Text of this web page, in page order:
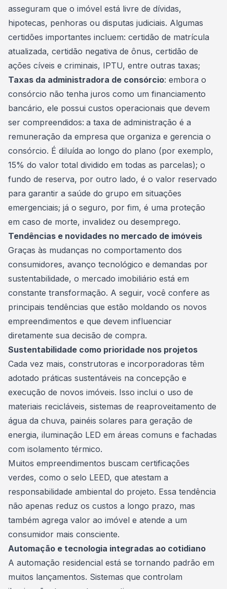
asseguram que o imóvel está livre de dívidas,
hipotecas, penhoras ou disputas judiciais. Algumas
certidões importantes incluem: certidão de matrícula
atualizada, certidão negativa de ônus, certidão de
ações cíveis e criminais, IPTU, entre outras taxas;
Taxas da administradora de consórcio: embora o
consórcio não tenha juros como um financiamento
bancário, ele possui custos operacionais que devem
ser compreendidos: a taxa de administração é a
remuneração da empresa que organiza e gerencia o
consórcio. É diluída ao longo do plano (por exemplo,
15% do valor total dividido em todas as parcelas); o
fundo de reserva, por outro lado, é o valor reservado
para garantir a saúde do grupo em situações
emergenciais; já o seguro, por fim, é uma proteção
em caso de morte, invalidez ou desemprego.
Tendências e novidades no mercado de imóveis
Graças às mudanças no comportamento dos
consumidores, avanço tecnológico e demandas por
sustentabilidade, o mercado imobiliário está em
constante transformação. A seguir, você confere as
principais tendências que estão moldando os novos
empreendimentos e que devem influenciar
diretamente sua decisão de compra.
Sustentabilidade como prioridade nos projetos
Cada vez mais, construtoras e incorporadoras têm
adotado práticas sustentáveis na concepção e
execução de novos imóveis. Isso inclui o uso de
materiais recicláveis, sistemas de reaproveitamento de
água da chuva, painéis solares para geração de
energia, iluminação LED em áreas comuns e fachadas
com isolamento térmico.
Muitos empreendimentos buscam certificações
verdes, como o selo LEED, que atestam a
responsabilidade ambiental do projeto. Essa tendência
não apenas reduz os custos a longo prazo, mas
também agrega valor ao imóvel e atende a um
consumidor mais consciente.
Automação e tecnologia integradas ao cotidiano
A automação residencial está se tornando padrão em
muitos lançamentos. Sistemas que controlam